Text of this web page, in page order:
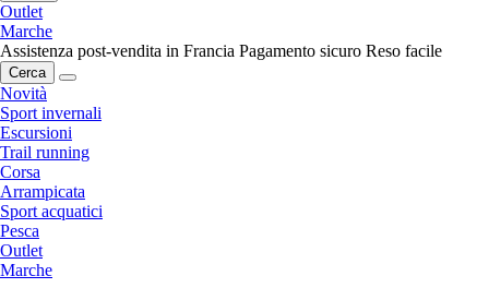
Outlet
Marche
Assistenza post-vendita in Francia Pagamento sicuro Reso facile
Cerca
Novità
Sport invernali
Escursioni
Trail running
Corsa
Arrampicata
Sport acquatici
Pesca
Outlet
Marche